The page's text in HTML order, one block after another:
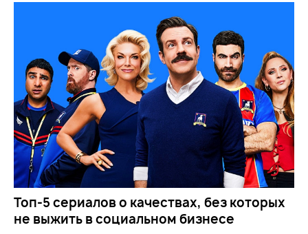
Топ-5 сериалов о качествах, без которых
не выжить в социальном бизнесе